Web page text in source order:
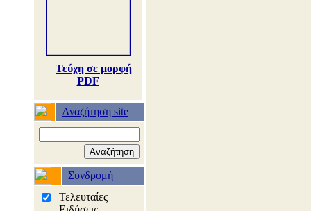
Τεύχη σε μορφή
PDF
Αναζήτηση site
Συνδρομή
Τελευταίες